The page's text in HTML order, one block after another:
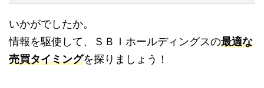
いかがでしたか。
情報を駆使して、ＳＢＩホールディングスの最適な
売買タイミングを探りましょう！